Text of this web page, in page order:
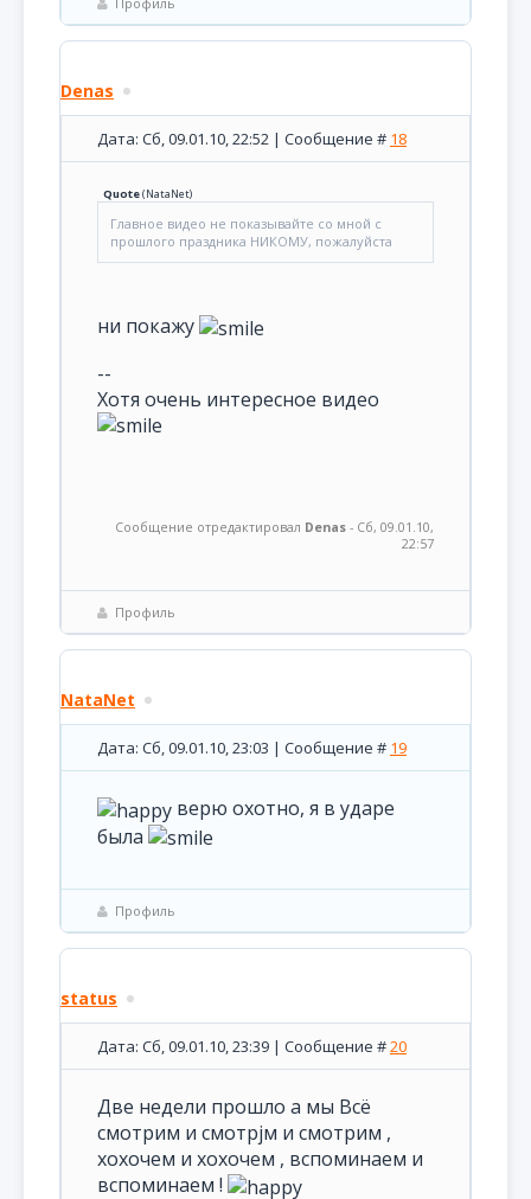
Denas
Дата: Сб, 09.01.10, 22:52 | Сообщение # 18
Quote(NataNet)
Главное видео не показывайте со мной с
прошлого праздника НИКОМУ, пожалуйста
ни покажу
--
Хотя очень интересное видео
Сообщение отредактировал Denas - Сб, 09.01.10,
22:57
Профиль
NataNet
Дата: Сб, 09.01.10, 23:03 | Сообщение # 19
верю охотно, я в ударе
была
Профиль
status
Дата: Сб, 09.01.10, 23:39 | Сообщение #20
Две недели прошло а мы Всё
смотрим и смотрјм и смотрим ,
хохочем и хохочем , вспоминаем и
вспоминаем !